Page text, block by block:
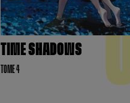
TIME SHADOWS
TOME 4